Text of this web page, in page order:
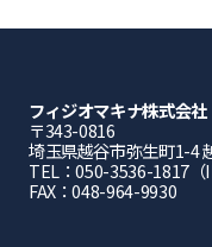
フィジオマキナ株式会社
〒343-0816
埼⽟県越⾕市弥⽣町1-4
TEL：050-3536-1817（
FAX：048-964-9930